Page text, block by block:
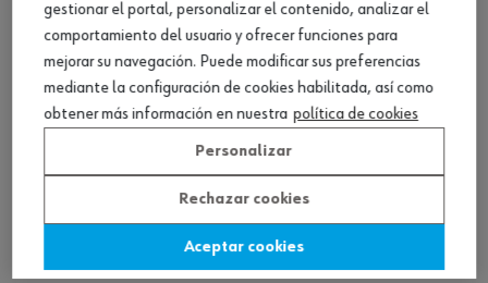
Brocha redonda LA
Ver producto
gestionar el portal, personalizar el contenido, analizar el
comportamiento del usuario y ofrecer funciones para
mejorar su navegación. Puede modificar sus preferencias
mediante la configuración de cookies habilitada, así como
obtener más información en nuestra política de cookies
Personalizar
Rechazar cookies
Aceptar cookies